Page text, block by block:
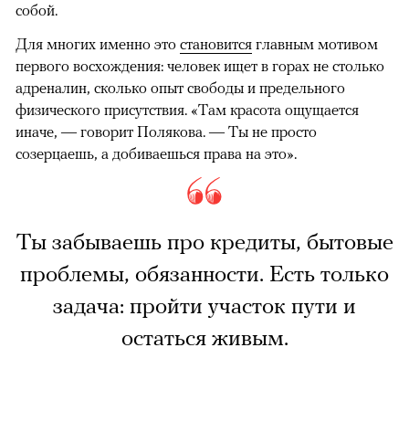
собой.
Для многих именно это становится главным мотивом
первого восхождения: человек ищет в горах не столько
адреналин, сколько опыт свободы и предельного
физического присутствия. «Там красота ощущается
иначе, — говорит Полякова. — Ты не просто
созерцаешь, а добиваешься права на это».
Ты забываешь про кредиты, бытовые
проблемы, обязанности. Есть только
задача: пройти участок пути и
остаться живым.